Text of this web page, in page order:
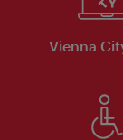
Vienna